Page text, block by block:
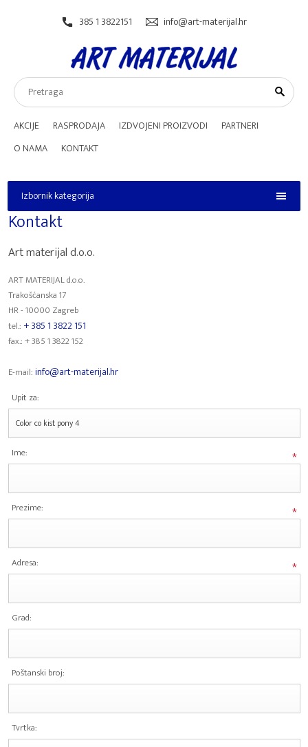
Izbornik kategorija
Izbornik kategorija
385 1 3822151 info@art-materijal.hr
AKCIJE RASPRODAJA IZDVOJENI PROIZVODI
PARTNERI
O NAMA
KONTAKT
Kontakt
Art materijal d.o.o.
ART MATERIJAL d.o.o.
Trakošćanska 17
HR - 10000 Zagreb
tel.: + 385 1 3822 151
fax.: + 385 1 3822 152
E-mail:info@art-materijal.hr
Upit za:
Ime: *
Prezime: *
Adresa: *
Grad:
Poštanski broj:
Tvrtka: